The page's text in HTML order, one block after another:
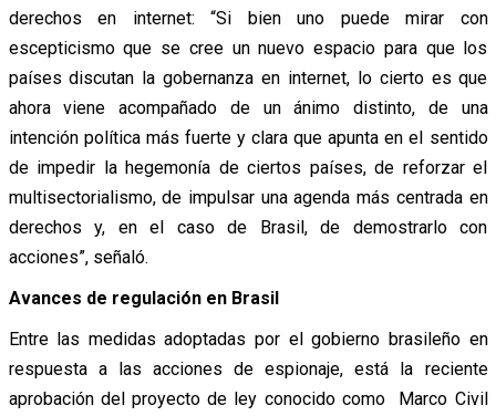
derechos en internet: “Si bien uno puede mirar con
escepticismo que se cree un nuevo espacio para que los
países discutan la gobernanza en internet, lo cierto es que
ahora viene acompañado de un ánimo distinto, de una
intención política más fuerte y clara que apunta en el sentido
de impedir la hegemonía de ciertos países, de reforzar el
multisectorialismo, de impulsar una agenda más centrada en
derechos y, en el caso de Brasil, de demostrarlo con
acciones”, señaló.
Avances de regulación en Brasil
Entre las medidas adoptadas por el gobierno brasileño en
respuesta a las acciones de espionaje, está la reciente
aprobación del proyecto de ley conocido como Marco Civil